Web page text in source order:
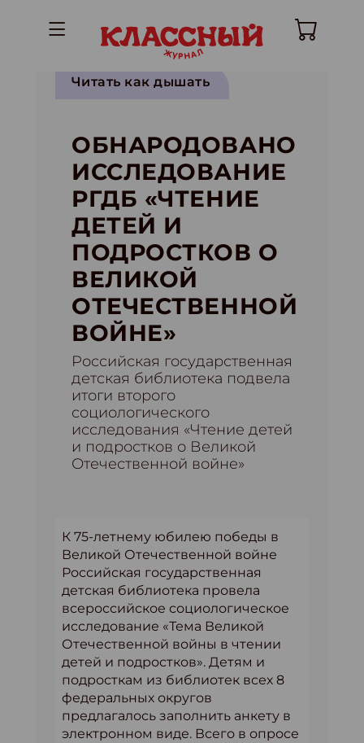
Читать как дышать
ОБНАРОДОВАНО
ИССЛЕДОВАНИЕ
РГДБ «ЧТЕНИЕ
ДЕТЕЙ И
ПОДРОСТКОВ О
ВЕЛИКОЙ
ОТЕЧЕСТВЕННОЙ
ВОЙНЕ»
Российская государственная
детская библиотека подвела
итоги второго
социологического
исследования «Чтение детей
и подростков о Великой
Отечественной войне»
К 75-летнему юбилею победы в
Великой Отечественной войне
Российская государственная
детская библиотека провела
всероссийское социологическое
исследование «Тема Великой
Отечественной войны в чтении
детей и подростков». Детям и
подросткам из библиотек всех 8
федеральных округов
предлагалось заполнить анкету в
электронном виде. Всего в опросе